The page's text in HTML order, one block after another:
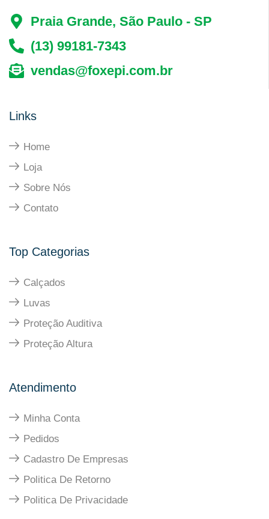
Praia Grande, São Paulo - SP
(13) 99181-7343
vendas@foxepi.com.br
Links
Home
Loja
Sobre Nós
Contato
Top Categorias
Calçados
Luvas
Proteção Auditiva
Proteção Altura
Atendimento
Minha Conta
Pedidos
Cadastro De Empresas
Politica De Retorno
Politica De Privacidade